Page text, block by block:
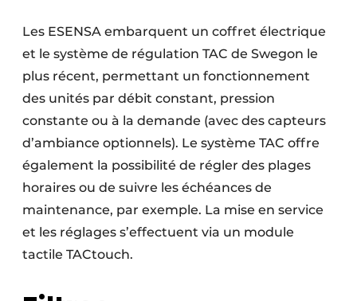
Les ESENSA embarquent un coffret électrique
et le système de régulation TAC de Swegon le
plus récent, permettant un fonctionnement
des unités par débit constant, pression
constante ou à la demande (avec des capteurs
d’ambiance optionnels). Le système TAC offre
également la possibilité de régler des plages
horaires ou de suivre les échéances de
maintenance, par exemple. La mise en service
et les réglages s’effectuent via un module
tactile TACtouch.